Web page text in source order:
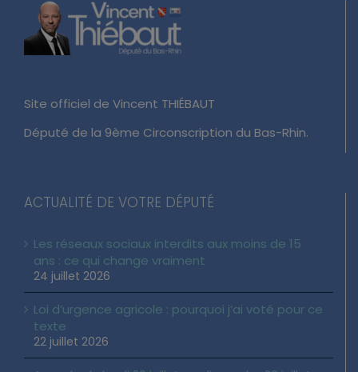
Site officiel de Vincent THIÉBAUT
Député de la 9ème Circonscription du Bas-Rhin.
ACTUALITÉ DE VOTRE DÉPUTÉ
Les réseaux sociaux interdits aux moins de 15
ans : ce qui change vraiment
24 juillet 2026
Loi d’urgence agricole : pourquoi j’ai voté pour ce
texte
22 juillet 2026